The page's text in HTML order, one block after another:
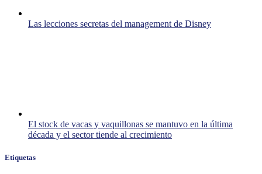
Las lecciones secretas del management de Disney
El stock de vacas y vaquillonas se mantuvo en la última
década y el sector tiende al crecimiento
Etiquetas